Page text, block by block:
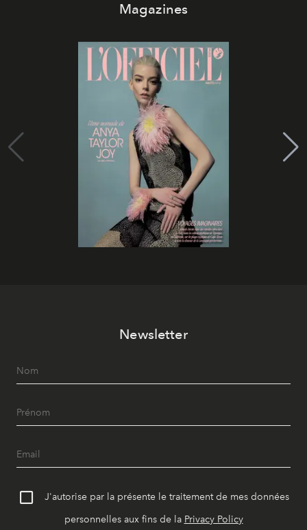
Magazines
Newsletter
J'autorise par la présente le traitement de mes données
personnelles aux fins de la Privacy Policy